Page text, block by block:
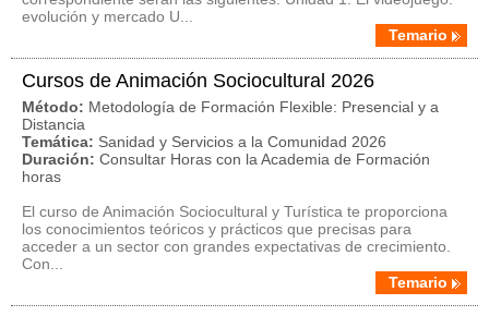
evolución y mercado U...
Temario
Cursos de Animación Sociocultural 2026
Método: Metodología de Formación Flexible: Presencial y a
Distancia
Temática: Sanidad y Servicios a la Comunidad 2026
Duración: Consultar Horas con la Academia de Formación
horas
El curso de Animación Sociocultural y Turística te proporciona
los conocimientos teóricos y prácticos que precisas para
acceder a un sector con grandes expectativas de crecimiento.
Con...
Temario